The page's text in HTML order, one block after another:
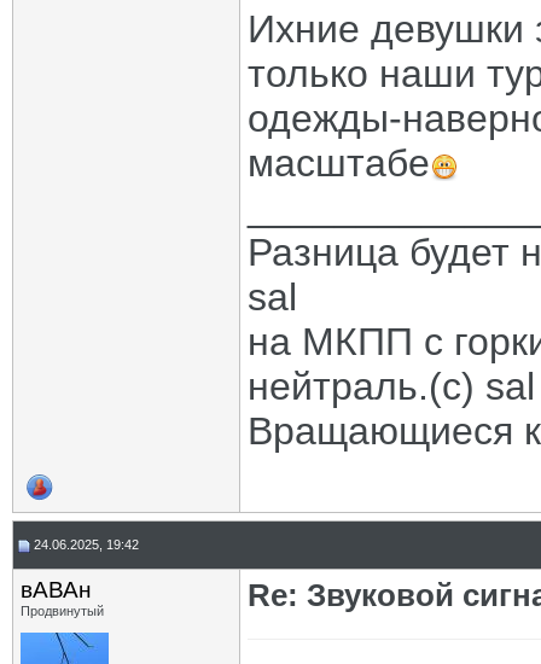
Ихние девушки
только наши
одежды-
масштабе
Разница будет
sal
на МКПП с
нейтраль.(с) sal
Вращающиеся
24.06.2025, 19:42
вАВАн
Продвинутый Re: Звуковой